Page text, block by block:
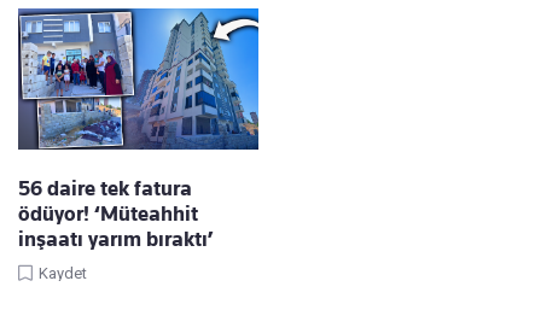
56 daire tek fatura
ödüyor! ‘Müteahhit
inşaatı yarım bıraktı’
Kaydet